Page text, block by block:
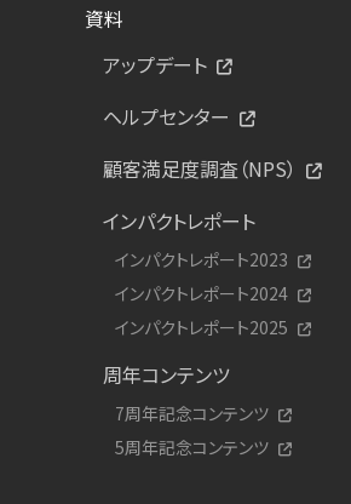
資料
アップデート
ヘルプセンター
顧客満足度調査（NPS）
インパクトレポート
インパクトレポート2023
インパクトレポート2024
インパクトレポート2025
周年コンテンツ
7周年記念コンテンツ
5周年記念コンテンツ